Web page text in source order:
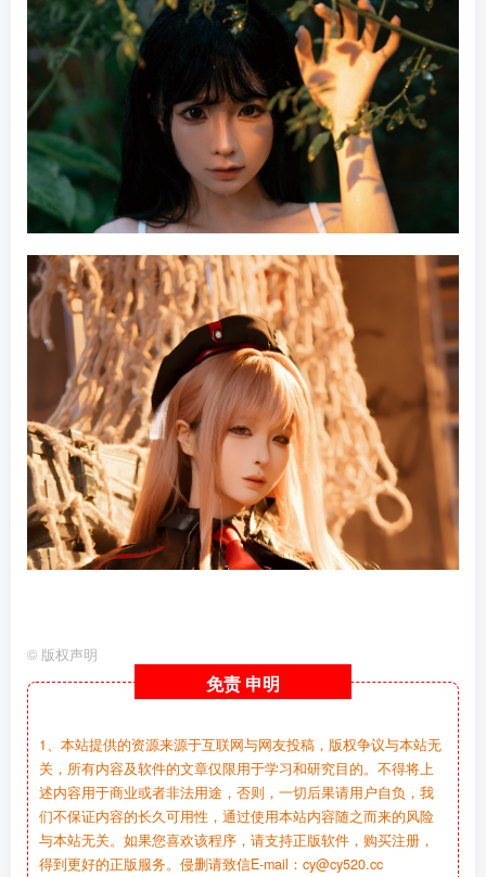
© 版权声明
免责 申明
1、本站提供的资源来源于互联网与网友投稿，版权争议与本站无
关，所有内容及软件的文章仅限用于学习和研究目的。不得将上
述内容用于商业或者非法用途，否则，一切后果请用户自负，我
们不保证内容的长久可用性，通过使用本站内容随之而来的风险
与本站无关。如果您喜欢该程序，请支持正版软件，购买注册，
得到更好的正版服务。侵删请致信E-mail：cy@cy520.cc